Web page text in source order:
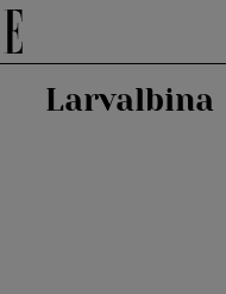
& DIET
Larvalbina